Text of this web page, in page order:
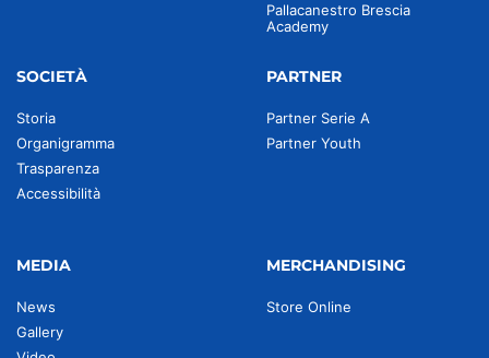
Pallacanestro Brescia
Academy
SOCIETÀ
Storia
Organigramma
Trasparenza
Accessibilità
PARTNER
Partner Serie A
Partner Youth
MEDIA
News
Gallery
MERCHANDISING
Store Online